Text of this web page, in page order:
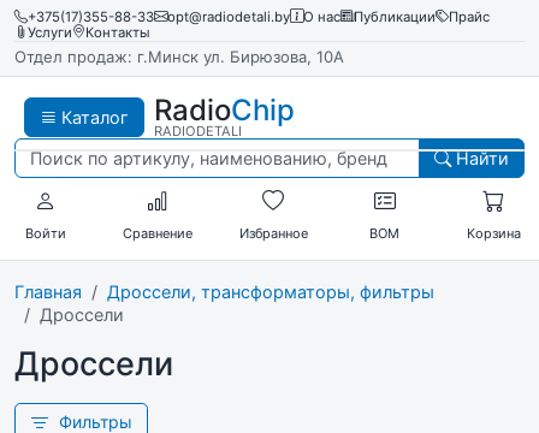
+375(17)355-88-33 opt@radiodetali.by О нас Публикации
Прайс
Услуги
Контакты
Отдел продаж: г.Минск ул. Бирюзова, 10А
Каталог RadioChip
RADIODETALI
Найти
Войти Сравнение Избранное BOM Корзина
Главная
Дроссели, трансформаторы, фильтры
Дроссели
Дроссели
Фильтры